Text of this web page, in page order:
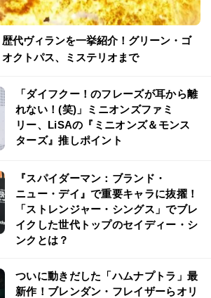
歴代ヴィランを一挙紹介！グリーン・ゴ
クトパス、ミステリオまで
「ダイフクー！のフレーズが耳から離
れない！(笑)」ミニオンズファミ
リー、LiSAの『ミニオンズ＆モンス
ターズ』推しポイント
『スパイダーマン：ブランド・
ニュー・デイ』で重要キャラに抜擢！
「ストレンジャー・シングス」でブレ
イクした世代トップのセイディー・シ
ンクとは？
ついに動きだした「ハムナプトラ」最
新作！ブレンダン・フレイザーらオリ